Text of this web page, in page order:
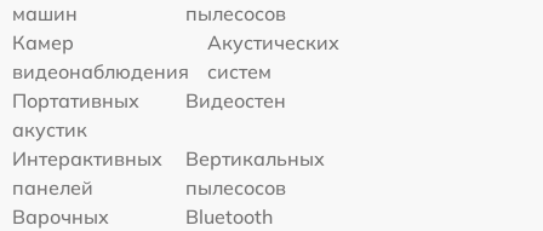
машин
пылесосов
Камер
видеонаблюдения
Акустических
систем
Портативных
акустик
Видеостен
Интерактивных
панелей
Вертикальных
пылесосов
Варочных
Bluetooth